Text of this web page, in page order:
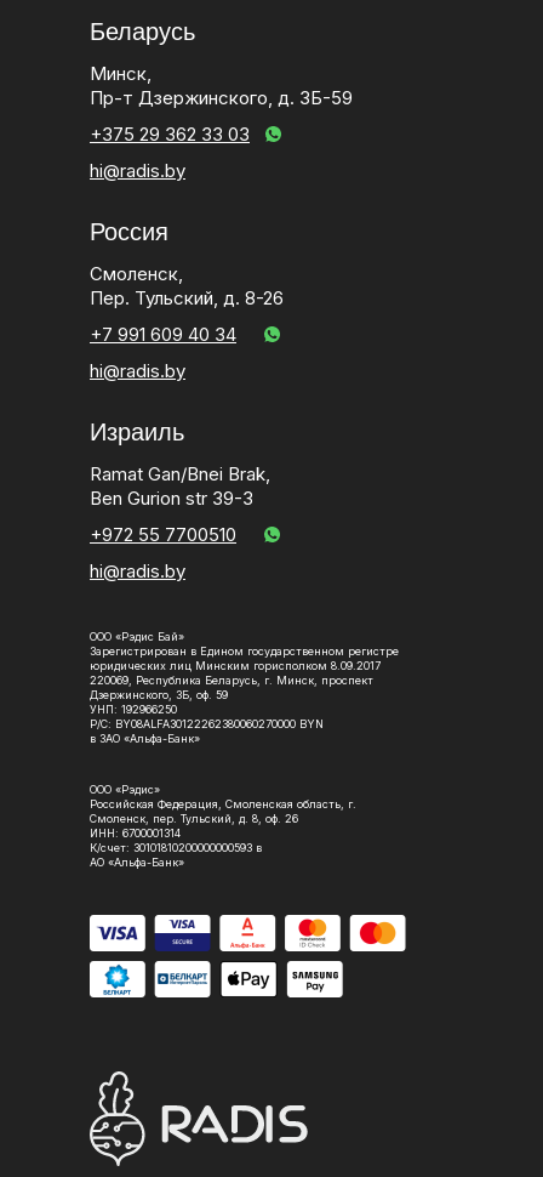
Израиль
Ramat Gan/Bnei Brak,
Ben Gurion str 39-3
+972 55 7700510
hi@radis.by
Беларусь
Минск,
Пр-т Дзержинского, д. 3Б-59
Россия
hi@radis.by
Смоленск,
Пер. Тульский, д. 8-26
hi@radis.by
+375 29 362 33 03
+7 991 609 40 34
ООО «Рэдис Бай»
Зарегистрирован в Едином государственном регистре
юридических лиц Минским горисполком 8.09.2017
220069, Республика Беларусь, г. Минск, проспект
Дзержинского, 3Б, оф. 59
УНП: 192966250
Р/С: BY08ALFA30122262380060270000 BYN
в ЗАО «Альфа-Банк»
ООО «Рэдис»
Российская Федерация, Смоленская область, г.
Смоленск, пер. Тульский, д. 8, оф. 26
ИНН: 6700001314
К/счет: 30101810200000000593 в
АО «Альфа-Банк»